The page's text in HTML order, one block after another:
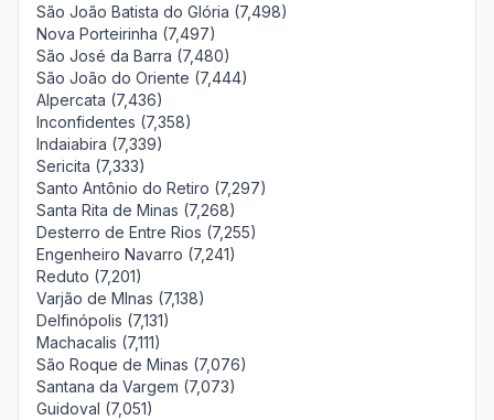
São João Batista do Glória (7,498)
Nova Porteirinha (7,497)
São José da Barra (7,480)
São João do Oriente (7,444)
Alpercata (7,436)
Inconfidentes (7,358)
Indaiabira (7,339)
Sericita (7,333)
Santo Antônio do Retiro (7,297)
Santa Rita de Minas (7,268)
Desterro de Entre Rios (7,255)
Engenheiro Navarro (7,241)
Reduto (7,201)
Varjão de MInas (7,138)
Delfinópolis (7,131)
Machacalis (7,111)
São Roque de Minas (7,076)
Santana da Vargem (7,073)
Guidoval (7,051)